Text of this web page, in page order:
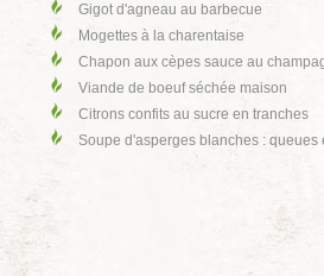
Gigot d'agneau au barbecue
Mogettes à la charentaise
Chapon aux cèpes sauce au
Viande de boeuf séchée maison
Citrons confits au sucre en tranches
Soupe d'asperges blanches : queues